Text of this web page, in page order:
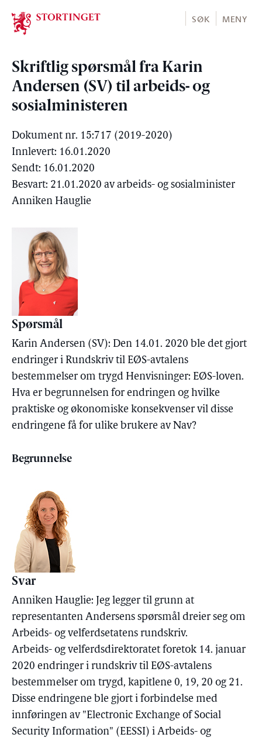
Stortinget.no
SØK MENY
Skriftlig spørsmål fra Karin
Andersen (SV) til arbeids- og
sosialministeren
Dokument nr. 15:717 (2019-2020)
Innlevert: 16.01.2020
Sendt: 16.01.2020
Besvart: 21.01.2020 av arbeids- og sosialminister
Anniken Hauglie
Spørsmål
Karin Andersen (SV): Den 14.01. 2020 ble det gjort
endringer i Rundskriv til EØS-avtalens
bestemmelser om trygd Henvisninger: EØS-loven.
Hva er begrunnelsen for endringen og hvilke
praktiske og økonomiske konsekvenser vil disse
endringene få for ulike brukere av Nav?
Begrunnelse
Svar
Anniken Hauglie: Jeg legger til grunn at
representanten Andersens spørsmål dreier seg om
Arbeids- og velferdsetatens rundskriv.
Arbeids- og velferdsdirektoratet foretok 14. januar
2020 endringer i rundskriv til EØS-avtalens
bestemmelser om trygd, kapitlene 0, 19, 20 og 21.
Disse endringene ble gjort i forbindelse med
innføringen av "Electronic Exchange of Social
Security Information" (EESSI) i Arbeids- og